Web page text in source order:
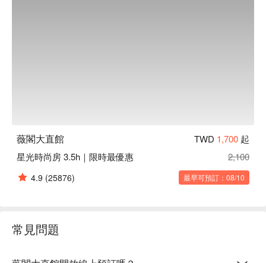
薇閣大直館 TWD 1,700 起
星光時尚房 3.5h｜限時最優惠
2,100
4.9 (25876) 最早可預訂：08/10
常見問題